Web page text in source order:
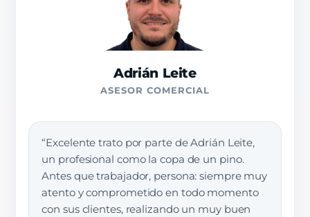
Adrián Leite
ASESOR COMERCIAL
“Excelente trato por parte de Adrián Leite,
un profesional como la copa de un pino.
Antes que trabajador, persona: siempre muy
atento y comprometido en todo momento
con sus clientes, realizando un muy buen